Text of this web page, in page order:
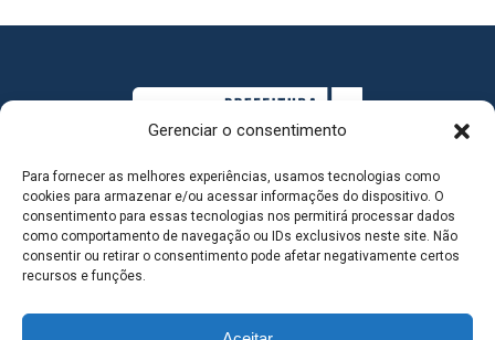
Gerenciar o consentimento
Para fornecer as melhores experiências, usamos tecnologias como
cookies para armazenar e/ou acessar informações do dispositivo. O
consentimento para essas tecnologias nos permitirá processar dados
como comportamento de navegação ou IDs exclusivos neste site. Não
consentir ou retirar o consentimento pode afetar negativamente certos
recursos e funções.
MAPA DO SITE